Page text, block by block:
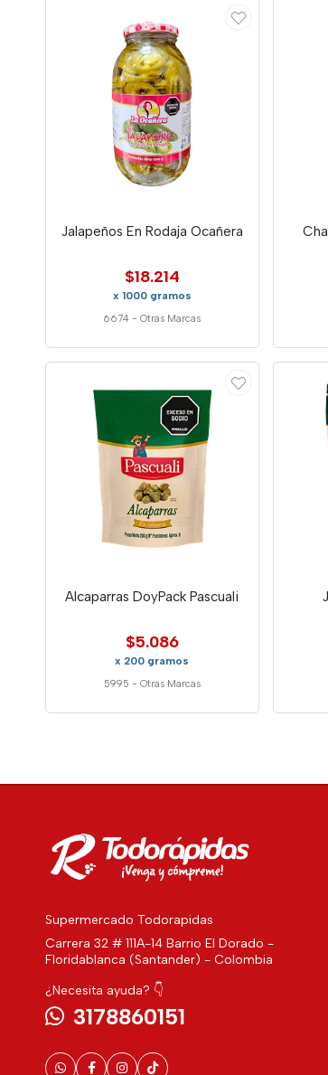
Jalapeños En Rodaja Ocañera
$18.214
x 1000 gramos
6674 -Otras Marcas
Alcaparras DoyPack Pascuali
$5.086
x 200 gramos
5995 - Otras Marcas
Supermercado Todorapidas
Carrera 32 # 111A-14 Barrio El Dorado -
Floridablanca (Santander) - Colombia
¿Necesita ayuda? 👇
3178860151